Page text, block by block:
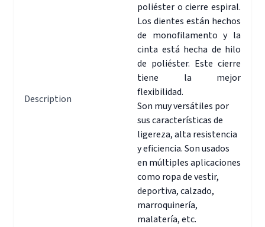
Description
poliéster o cierre espiral.
Los dientes están hechos
de monofilamento y la
cinta está hecha de hilo
de poliéster. Este cierre
tiene la mejor
flexibilidad.
Son muy versátiles por
sus características de
ligereza, alta resistencia
y eficiencia. Son usados
en múltiples aplicaciones
como ropa de vestir,
deportiva, calzado,
marroquinería,
malatería, etc.